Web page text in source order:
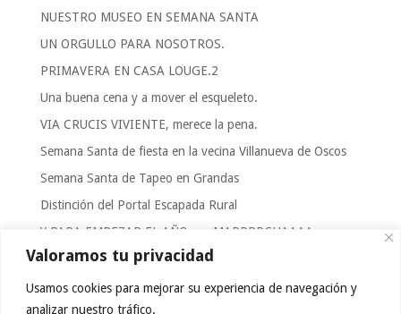
Valoramos tu privacidad
Usamos cookies para mejorar su experiencia de navegación y
analizar nuestro tráfico.
NUESTRO MUSEO EN SEMANA SANTA
UN ORGULLO PARA NOSOTROS.
PRIMAVERA EN CASA LOUGE.2
Una buena cena y a mover el esqueleto.
VIA CRUCIS VIVIENTE, merece la pena.
Semana Santa de fiesta en la vecina Villanueva de Oscos
Semana Santa de Tapeo en Grandas
Distinción del Portal Escapada Rural
Y PARA EMPEZAR EL AÑO……MARRRRCHAAAA
FOTOGRAFIAS DE CASA LOUGE.2 Y ALRREDEDORES.
Categorías